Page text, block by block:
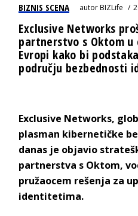
BIZNIS SCENA autorBIZLife
Exclusive Networks
partnerstvo s Oktom
Evropi kako bi
području bezbednosti
Exclusive Networks,
plasman kibernetičke
danas je objavio
partnerstva s Oktom,
pružaocem rešenja za
identitetima.